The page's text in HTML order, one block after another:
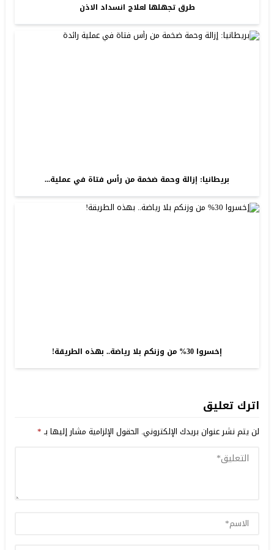
طرق تجهلها لعلاج انسداد الاذن
بريطانيا: إزالة وحمة ضخمة من رأس فتاة في عملية...
إخسروا 30% من وزنكم بلا رياضة.. بهذه الطريقة!
اترك تعليق
لن يتم نشر عنوان بريدك الإلكتروني. الحقول الإلزامية مشار إليها بـ*